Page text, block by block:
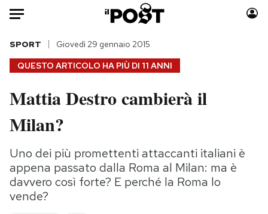
Auto
HOME
Italia
Politica
Tecnologia
Internet
Scienza
Cultura
Moda
Storie/Idee
Ok Boomer!
Media
QUESTO ARTICOLO HA PIÙ DI 11 ANNI
SPORT Giovedì 29 gennaio 2015
Mattia Destro cambierà il
Milan?
Uno dei più promettenti attaccanti italiani è
appena passato dalla Roma al Milan: ma è
davvero così forte? E perché la Roma lo
vende?